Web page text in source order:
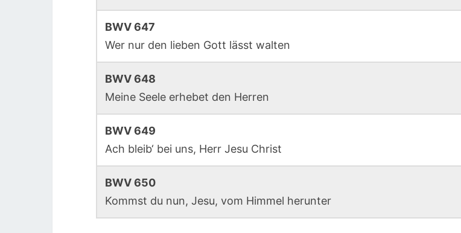
BWV 647
Wer nur den lieben Gott lässt walten
BWV 648
Meine Seele erhebet den Herren
BWV 649
Ach bleib‘ bei uns, Herr Jesu Christ
BWV 650
Kommst du nun, Jesu, vom Himmel herunter